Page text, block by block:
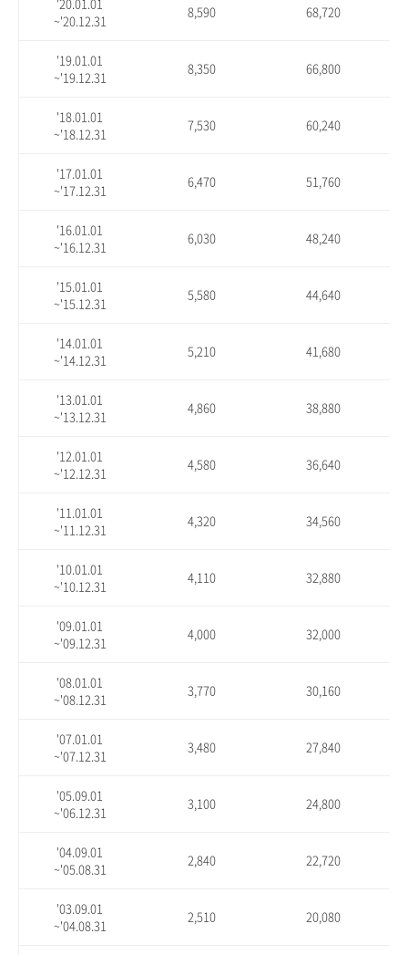
~'20.12.31
8,590 68,720
'19.01.01
~'19.12.31
8,350 66,800
'18.01.01
~'18.12.31
7,530 60,240
'17.01.01
~'17.12.31
6,470 51,760
'16.01.01
~'16.12.31
6,030 48,240
'15.01.01
~'15.12.31
5,580 44,640
'14.01.01
~'14.12.31
5,210 41,680
'13.01.01
~'13.12.31
4,860 38,880
'12.01.01
~'12.12.31
4,580 36,640
'11.01.01
~'11.12.31
4,320 34,560
'10.01.01
~'10.12.31
4,110 32,880
'09.01.01
~'09.12.31
4,000 32,000
'08.01.01
~'08.12.31
3,770 30,160
'07.01.01
~'07.12.31
3,480 27,840
'05.09.01
~'06.12.31
3,100 24,800
'04.09.01
~'05.08.31
2,840 22,720
'03.09.01
~'04.08.31
2,510 20,080